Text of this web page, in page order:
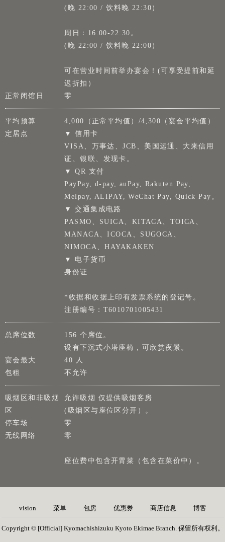
(晚 22:00 / 饮料晚 22:30）
周日：16:00-22:30。
(晚 22:00 / 饮料晚 22:00）
可在营业时间前举办宴会！(可享受提前和延
迟折扣）
正常闭馆日
零
平均预算
4,000（正常平均值）/4,300（宴会平均值）
定居点
▼ 信用卡
VISA、万事达、JCB、美国运通、大来信用
证、银联、发现卡。
▼ QR 支付
PayPay, d-pay, auPay, Rakuten Pay,
Melpay, ALIPAY, WeChat Pay, Quick Pay。
▼ 交通集成电路
PASMO、SUICA、KITACA、TOICA、
MANACA、ICOCA、SUGOCA、
NIMOCA、HAYAKAKEN
▼ 电子货币
身份证
*收据和收据上印有发票系统的登记号。
注册编号：T6010701005431
总席位数
156 个席位。
设有下沉式小塔座椅，可欣赏夜景。
宴会最大
40 人
包租
不允许
吸烟区和非吸烟
区
允许吸烟 仅提供吸烟客房
(吸烟区与座位区分开）。
停车场
零
无线网络
零
座位费中包含开胃菜（包含在菜价中）。
vision 菜单 包房 优惠券 商店信息 博客
Copyright © [Official] Kyomachishizuku Kyoto Ekimae Branch. 保留所有权利。